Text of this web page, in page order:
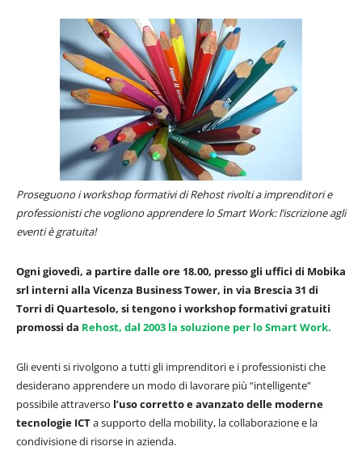
Proseguono i workshop formativi di Rehost rivolti a imprenditori e
professionisti che vogliono apprendere lo Smart Work: l’iscrizione agli
eventi è gratuita!
Ogni giovedì, a partire dalle ore 18.00, presso gli uffici di Mobika
srl interni alla Vicenza Business Tower, in via Brescia 31 di
Torri di Quartesolo, si tengono i workshop formativi gratuiti
promossi da Rehost, dal 2003 la soluzione per lo Smart Work.
Gli eventi si rivolgono a tutti gli imprenditori e i professionisti che
desiderano apprendere un modo di lavorare più “intelligente”
possibile attraverso l’uso corretto e avanzato delle moderne
tecnologie ICTa supporto della mobility, la collaborazione e la
condivisione di risorse in azienda.